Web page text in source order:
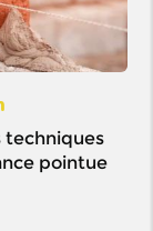
techniques
pointue